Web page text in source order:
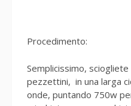
Procedimento:
Semplicissimo,
pezzettini, in una larga
onde, puntando 750w